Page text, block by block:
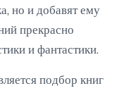
но и добавят ему
прекрасно
и фантастики.
подбор книг